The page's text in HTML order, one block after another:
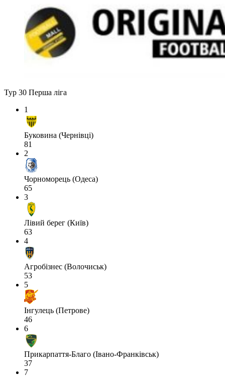
Тур 30 Перша ліга
1
Буковина (Чернівці)
81
2
Чорноморець (Одеса)
65
3
Лівий берег (Київ)
63
4
Агробізнес (Волочиськ)
53
5
Інгулець (Петрове)
46
6
Прикарпаття-Благо (Івано-Франківськ)
37
7